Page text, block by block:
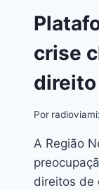
crise
Por
A Região
direitos de